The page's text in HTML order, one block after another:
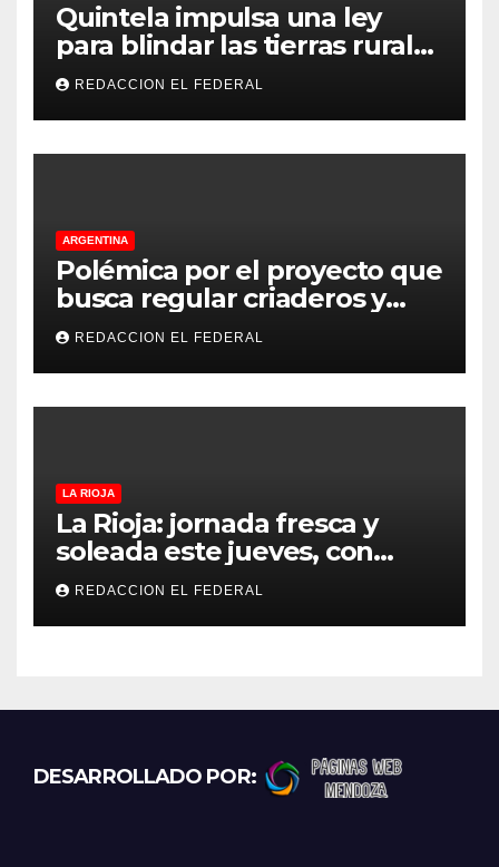
Quintela impulsa una ley
para blindar las tierras rurales
de La Rioja: cuáles son los
principales puntos
REDACCION EL FEDERAL
ARGENTINA
Polémica por el proyecto que
busca regular criaderos y
refugios de perros y gatos:
denuncian excesos, mientras
proteccionistas reclaman
controles más duros
REDACCION EL FEDERAL
LA RIOJA
La Rioja: jornada fresca y
soleada este jueves, con
temperaturas estables para
el viernes
REDACCION EL FEDERAL
DESARROLLADO POR: